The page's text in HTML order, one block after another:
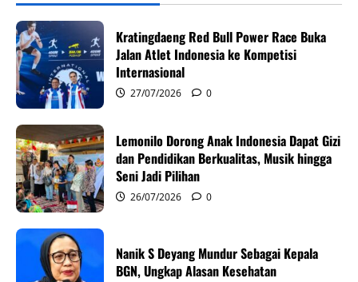
v
i
g
a
t
i
o
n
Kratingdaeng Red Bull Power Race Buka
Jalan Atlet Indonesia ke Kompetisi
Internasional
27/07/2026 0
Lemonilo Dorong Anak Indonesia Dapat Gizi
dan Pendidikan Berkualitas, Musik hingga
Seni Jadi Pilihan
26/07/2026 0
Nanik S Deyang Mundur Sebagai Kepala
BGN, Ungkap Alasan Kesehatan